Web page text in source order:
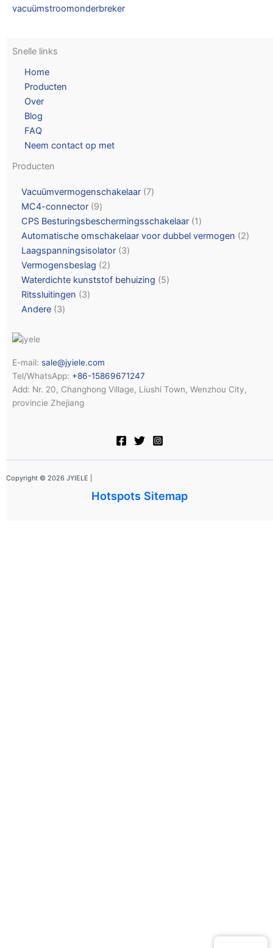
vacuümstroomonderbreker
Snelle links
Home
Producten
Over
Blog
FAQ
Neem contact op met
Producten
Vacuümvermogenschakelaar 7
MC4-connector 9
CPS Besturingsbeschermingsschakelaar 1
Automatische omschakelaar voor dubbel vermogen
2
Laagspanningsisolator 3
Vermogensbeslag
2
Waterdichte kunststof behuizing
5
Ritssluitingen
3
Andere 3
E-mail: sale@jyiele.com
Tel/WhatsApp: +86-15869671247
Add: Nr. 20, Changhong Village, Liushi Town, Wenzhou City,
provincie Zhejiang
Copyright © 2026 JYIELE |
Hotspots Sitemap